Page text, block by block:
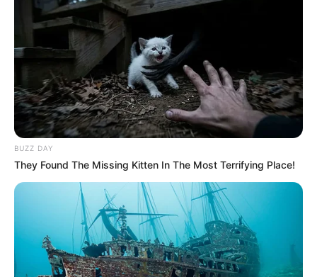
La empresaAfiniaanunció que este
se realizarán cortes de luzprogramados en
municipios de Bolívar
, como parte de trabajos técnicos
sobre la red eléctrica.
Estas interrupciones hacen parte de un plan que incluye
mantenimiento,reposición de infraestructura
normalización de equipos y ajustes en subestaciones.
LEA TAMBIÉN
Millonaria inversión en el Jaime
Morón: Cartagena se alista para la
Libertadores entre expectativas y
retos
BUZZ DAY
They Found The Missing Kitten In The Most Terrifying Place!